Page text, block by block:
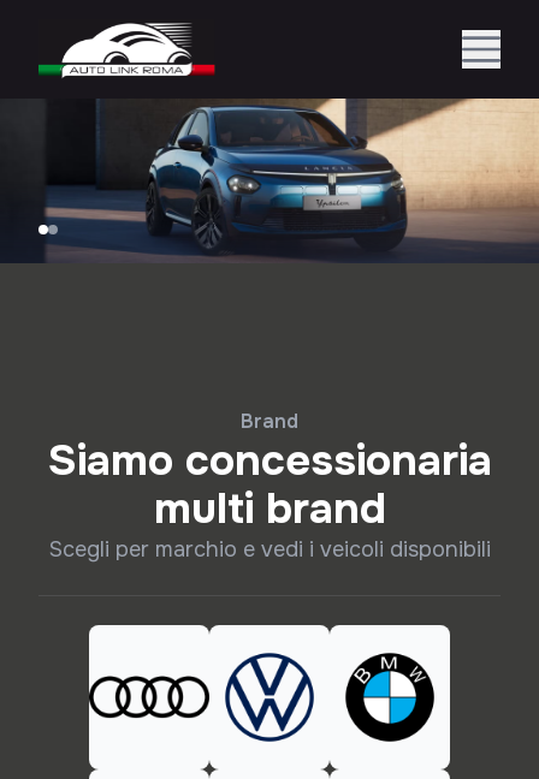
Brand
Siamo concessionaria
multi brand
Scegli per marchio e vedi i veicoli disponibili